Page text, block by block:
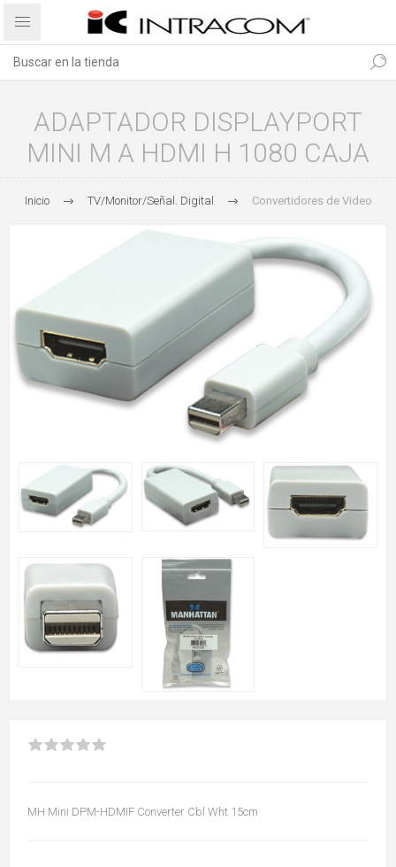
ADAPTADOR DISPLAYPORT
MINI M A HDMI H 1080 CAJA
Inicio TV/Monitor/Señal. Digital Convertidores de Video
MH Mini DPM-HDMIF Converter Cbl Wht 15cm